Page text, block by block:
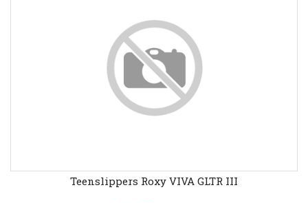
Teenslippers Roxy VIVA GLTR III